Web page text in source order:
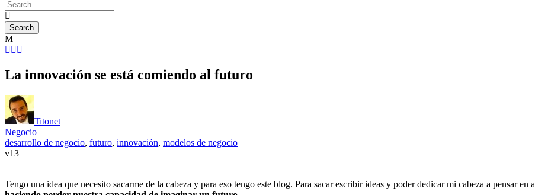
La innovación se está comiendo al futuro
Titonet
Negocio
desarrollo de negocio, futuro, innovación, modelos de negocio
13
Tengo una idea que necesito sacarme de la cabeza y para eso tengo este blog. Para sacar escribir ideas y poder dedicar mi cabeza a pensar en